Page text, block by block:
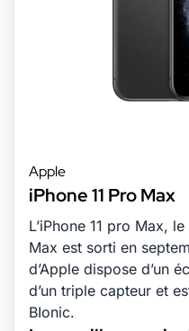
Apple
iPhone 11 Pro Max
L’iPhone 11 pro Max,
Max est sorti en
d’Apple dispose d’un
d’un triple capteur et
BIonic.